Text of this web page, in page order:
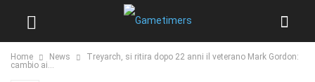
Home News
Treyarch, si ritira dopo 22 anni il veterano Mark Gordon:
cambio ai...